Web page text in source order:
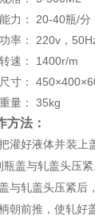
力： 20-40瓶/分
率： 220v，
速： 1400r/m
寸：
量： 35kg
方法：
灌好液体并装上
盖与轧盖头压紧
与轧盖头压紧后
朝前推，使轧好